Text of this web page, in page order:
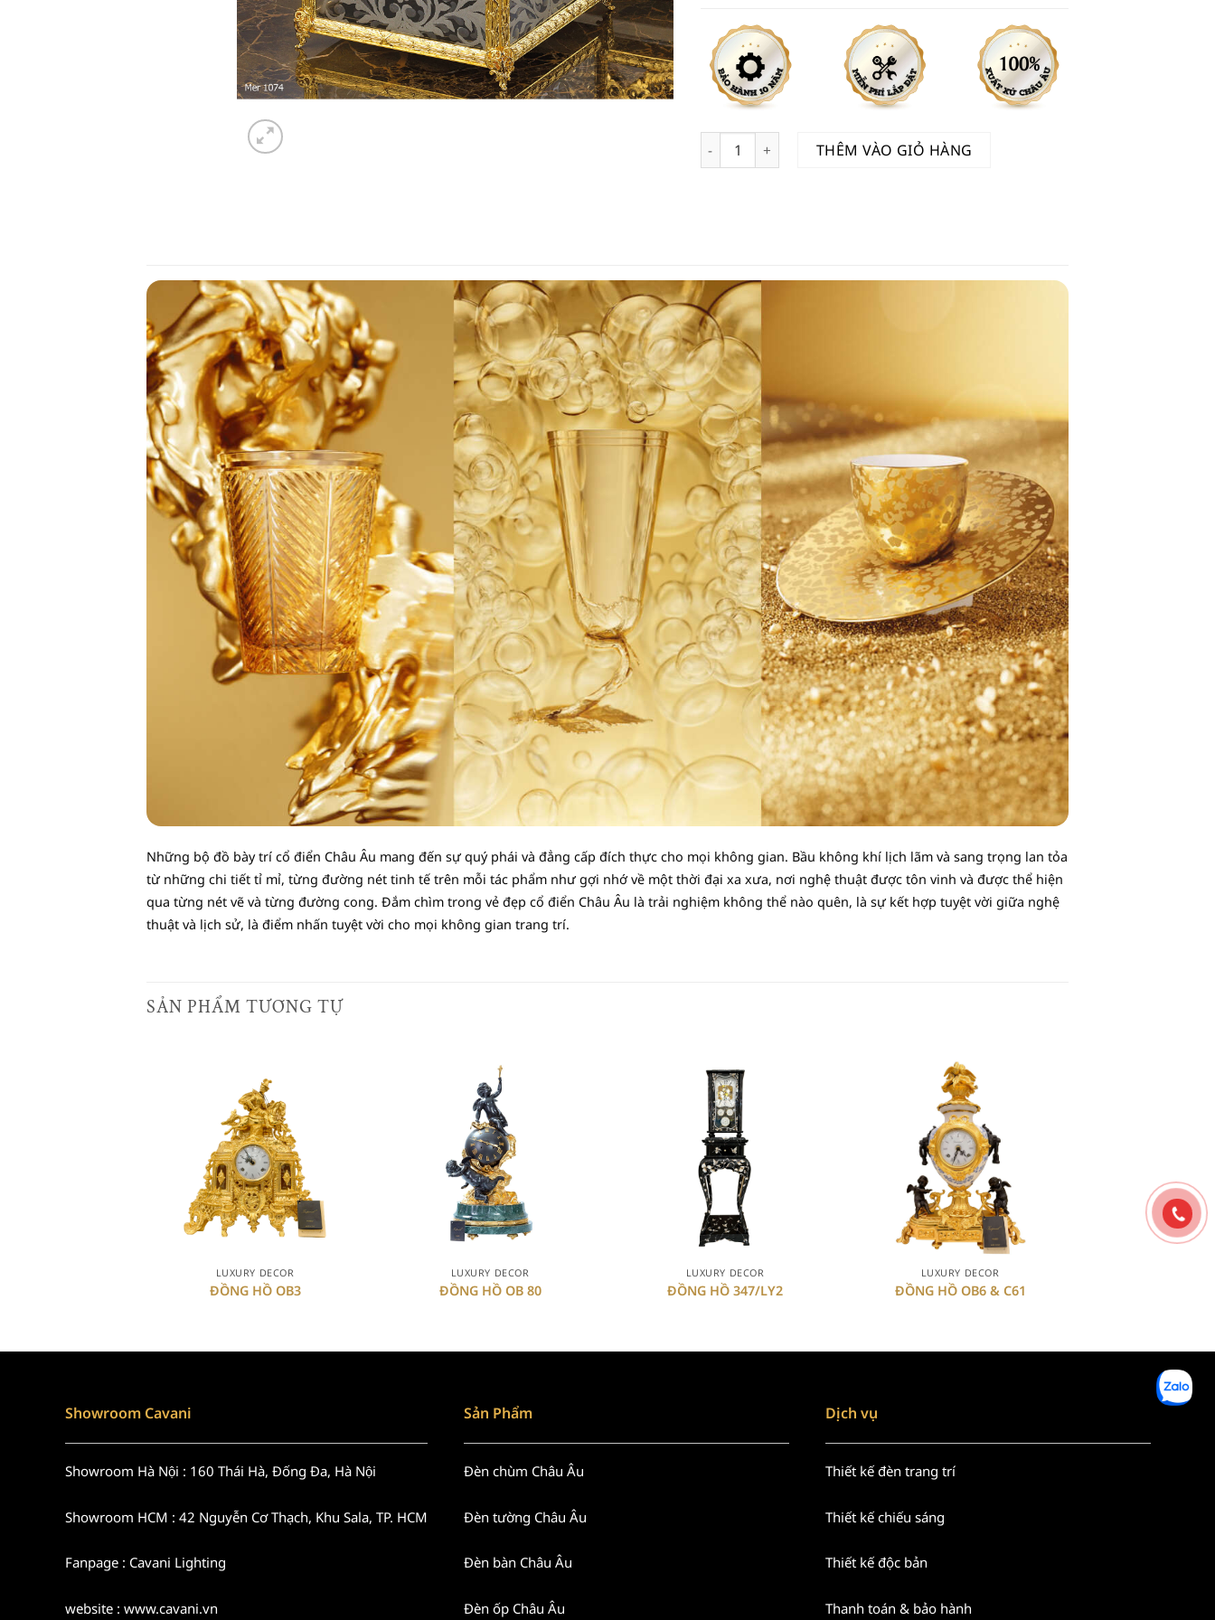
DC MER 1074 số lượngTHÊM VÀO GIỎ HÀNG
Những bộ đồ bày trí cổ điển Châu Âu mang đến sự quý phái và đẳng cấp đích thực cho mọi không gian. Bầu không khí lịch lãm và sang trọng lan tỏa
từ những chi tiết tỉ mỉ, từng đường nét tinh tế trên mỗi tác phẩm như gợi nhớ về một thời đại xa xưa, nơi nghệ thuật được tôn vinh và được thể hiện
qua từng nét vẽ và từng đường cong. Đắm chìm trong vẻ đẹp cổ điển Châu Âu là trải nghiệm không thể nào quên, là sự kết hợp tuyệt vời giữa nghệ
thuật và lịch sử, là điểm nhấn tuyệt vời cho mọi không gian trang trí.
SẢN PHẨM TƯƠNG TỰ
LUXURY DECOR
ĐỒNG HỒ OB3
LUXURY DECOR
ĐỒNG HỒ OB 80
LUXURY DECOR
ĐỒNG HỒ 347/LY2
LUXURY DECOR
ĐỒNG HỒ OB6 & C61
Showroom Cavani
Showroom Hà Nội : 160 Thái Hà, Đống Đa, Hà Nội
Showroom HCM : 42 Nguyễn Cơ Thạch, Khu Sala, TP. HCM
Fanpage : Cavani Lighting
website : www.cavani.vn
Sản Phẩm
Đèn chùm Châu Âu
Đèn tường Châu Âu
Đèn bàn Châu Âu
Đèn ốp Châu Âu
Dịch vụ
Thiết kế đèn trang trí
Thiết kế chiếu sáng
Thiết kế độc bản
Thanh toán & bảo hành